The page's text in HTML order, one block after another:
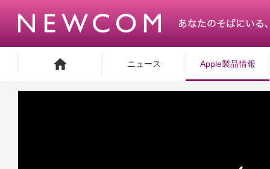
ニュース Apple製品情報